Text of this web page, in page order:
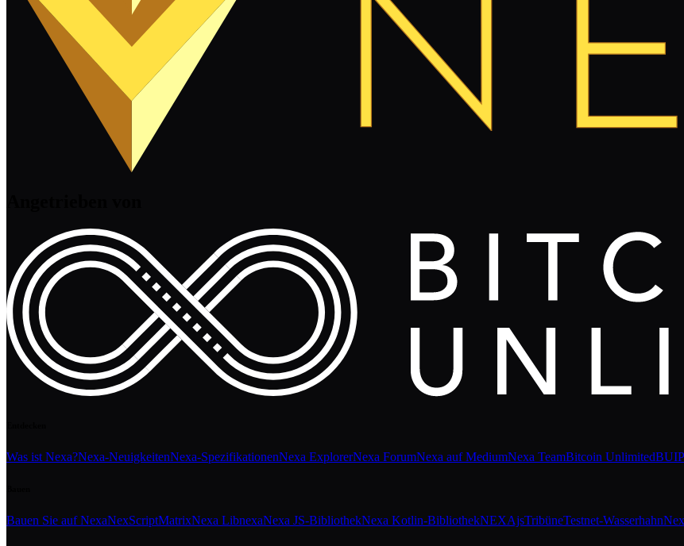
Was ist Nexa?Nexa-NeuigkeitenNexa-SpezifikationenNexa ExplorerNexa ForumNexa auf MediumNexa TeamBitcoin Unlimited
Bauen Sie auf NexaNexScriptMatrixNexa LibnexaNexa JS-BibliothekNexa Kotlin-BibliothekNEXAjsTribüneTestnet-Wasserhahn